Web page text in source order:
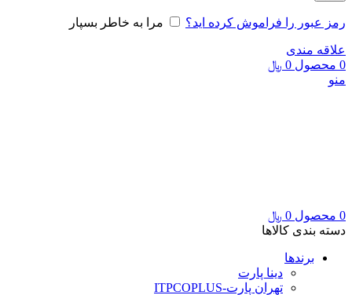
رمز عبور را فراموش کرده اید؟ مرا به خاطر بسپار
علاقه مندی
0 محصول 0 ﷼
منو
0 محصول 0 ﷼
دسته بندی کالاها
برندها
دینا پارت
تهران پارت-ITPCOPLUS